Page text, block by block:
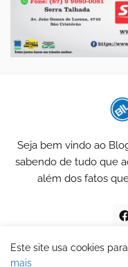
Seja bem vindo ao
sabendo de tudo que
além dos fatos
Este site usa cookies
mais